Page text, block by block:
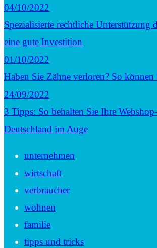
04/10/2022
Spezialisierte rechtliche Unterstützung
eine gute Investition
01/10/2022
Haben Sie Zähne verloren? So können
24/09/2022
3 Tipps: So behalten Sie Ihre
Deutschland im Auge
unternehmen
wirtschaft
verbraucher
wohnen
familie
tipps und tricks